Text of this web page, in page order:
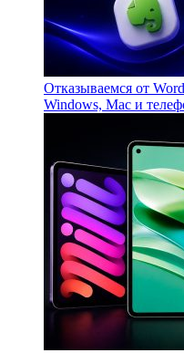
Отказываемся от
Windows, Mac и